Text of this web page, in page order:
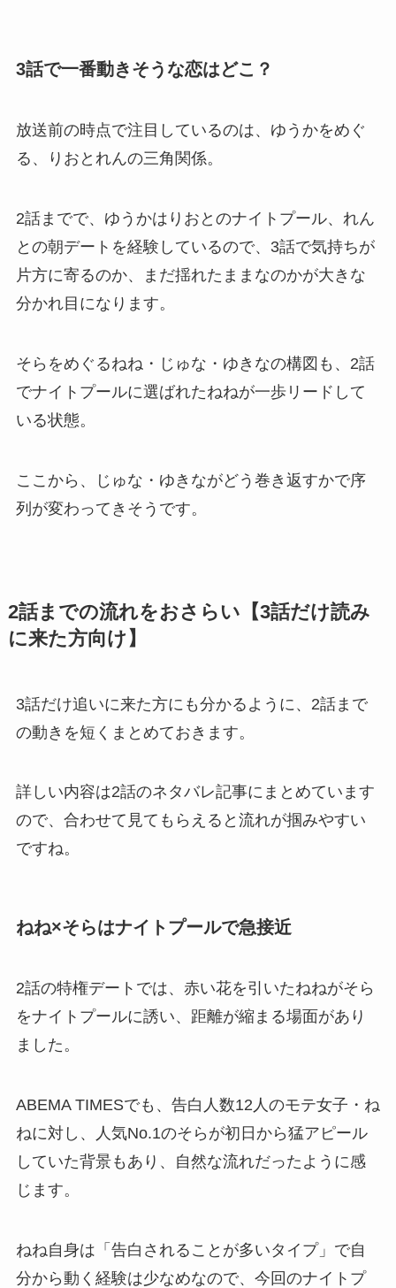
3話で一番動きそうな恋はどこ？
放送前の時点で注目しているのは、ゆうかをめぐ
る、りおとれんの三角関係。
2話までで、ゆうかはりおとのナイトプール、れん
との朝デートを経験しているので、3話で気持ちが
片方に寄るのか、まだ揺れたままなのかが大きな
分かれ目になります。
そらをめぐるねね・じゅな・ゆきなの構図も、2話
でナイトプールに選ばれたねねが一歩リードして
いる状態。
ここから、じゅな・ゆきながどう巻き返すかで序
列が変わってきそうです。
2話までの流れをおさらい【3話だけ読み
に来た方向け】
3話だけ追いに来た方にも分かるように、2話まで
の動きを短くまとめておきます。
詳しい内容は2話のネタバレ記事にまとめています
ので、合わせて見てもらえると流れが掴みやすい
ですね。
ねね×そらはナイトプールで急接近
2話の特権デートでは、赤い花を引いたねねがそら
をナイトプールに誘い、距離が縮まる場面があり
ました。
ABEMA TIMESでも、告白人数12人のモテ女子・ね
ねに対し、人気No.1のそらが初日から猛アピール
していた背景もあり、自然な流れだったように感
じます。
ねね自身は「告白されることが多いタイプ」で自
分から動く経験は少なめなので、今回のナイトプ